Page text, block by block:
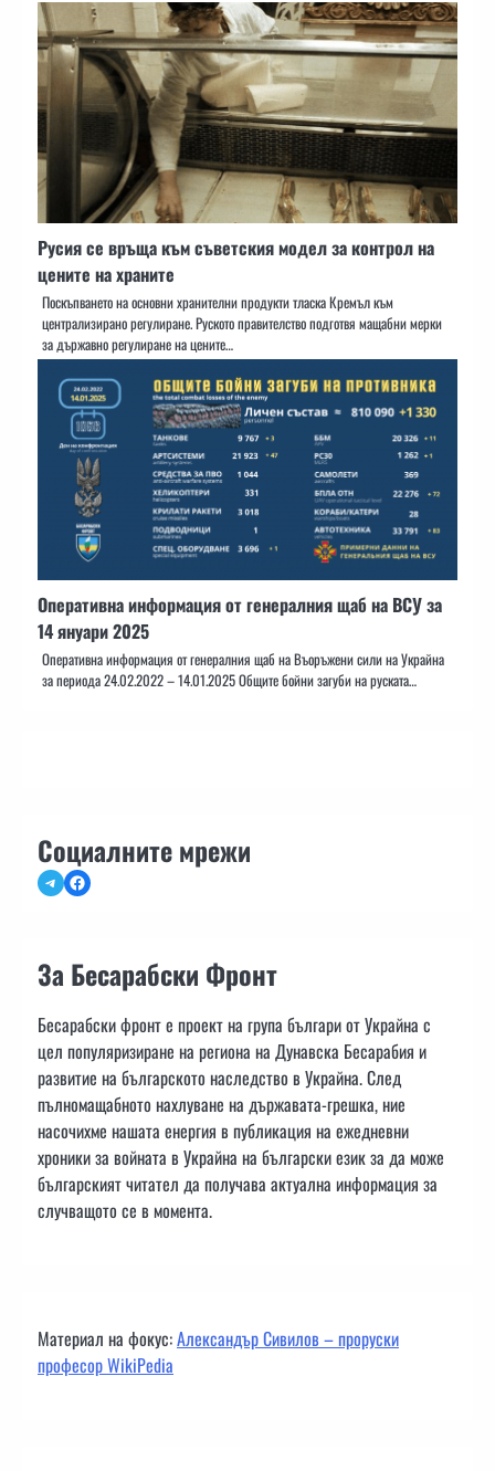
Русия се връща към съветския модел за контрол на
цените на храните
Поскъпването на основни хранителни продукти тласка Кремъл към
централизирано регулиране. Руското правителство подготвя мащабни мерки
за държавно регулиране на цените…
Оперативна информация от генералния щаб на ВСУ за
14 януари 2025
Оперативна информация от генералния щаб на Въоръжени сили на Украйна
за периода 24.02.2022 – 14.01.2025 Общите бойни загуби на руската…
Социалните мрежи
TelegramFacebook
За Бесарабски Фронт
Бесарабски фронт е проект на група българи от Украйна с
цел популяризиране на региона на Дунавска Бесарабия и
развитие на българското наследство в Украйна. След
пълномащабното нахлуване на държавата-грешка, ние
насочихме нашата енергия в публикация на ежедневни
хроники за войната в Украйна на български език за да може
българският читател да получава актуална информация за
случващото се в момента.
Материал на фокус:Александър Сивилов – проруски
професор WikiPedia